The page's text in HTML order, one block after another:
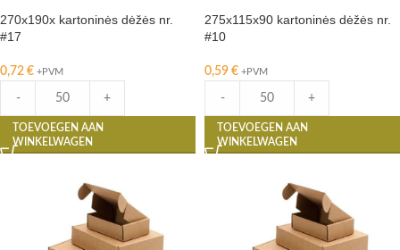
270x190x kartoninės dėžės nr.
#17
0,72 € +PVM
- +
TOEVOEGEN AAN
WINKELWAGEN
275x115x90 kartoninės dėžės nr.
#10
0,59 € +PVM
- +
TOEVOEGEN AAN
WINKELWAGEN